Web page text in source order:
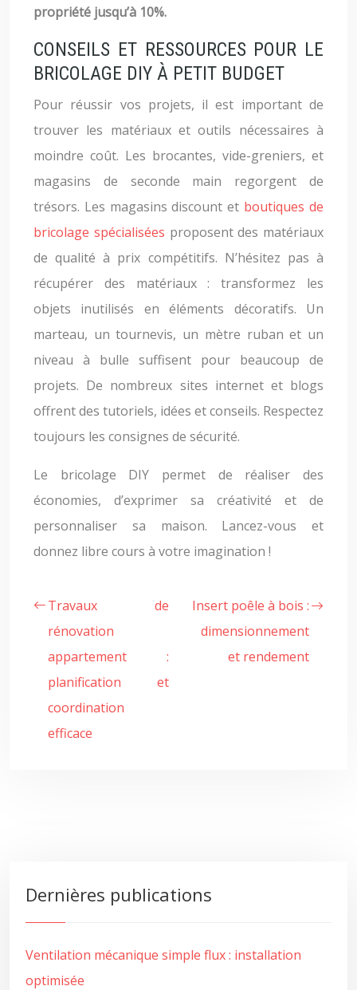
propriété jusqu’à 10%.
CONSEILS ET RESSOURCES POUR LE
BRICOLAGE DIY À PETIT BUDGET
Pour réussir vos projets, il est important de
trouver les matériaux et outils nécessaires à
moindre coût. Les brocantes, vide-greniers, et
magasins de seconde main regorgent de
trésors. Les magasins discount et boutiques de
bricolage spécialisées proposent des matériaux
de qualité à prix compétitifs. N’hésitez pas à
récupérer des matériaux : transformez les
objets inutilisés en éléments décoratifs. Un
marteau, un tournevis, un mètre ruban et un
niveau à bulle suffisent pour beaucoup de
projets. De nombreux sites internet et blogs
offrent des tutoriels, idées et conseils. Respectez
toujours les consignes de sécurité.
Le bricolage DIY permet de réaliser des
économies, d’exprimer sa créativité et de
personnaliser sa maison. Lancez-vous et
donnez libre cours à votre imagination !
Travaux de
rénovation
appartement :
planification et
coordination
efficace
Insert poêle à bois :
dimensionnement
et rendement
Dernières publications
Ventilation mécanique simple flux : installation
optimisée